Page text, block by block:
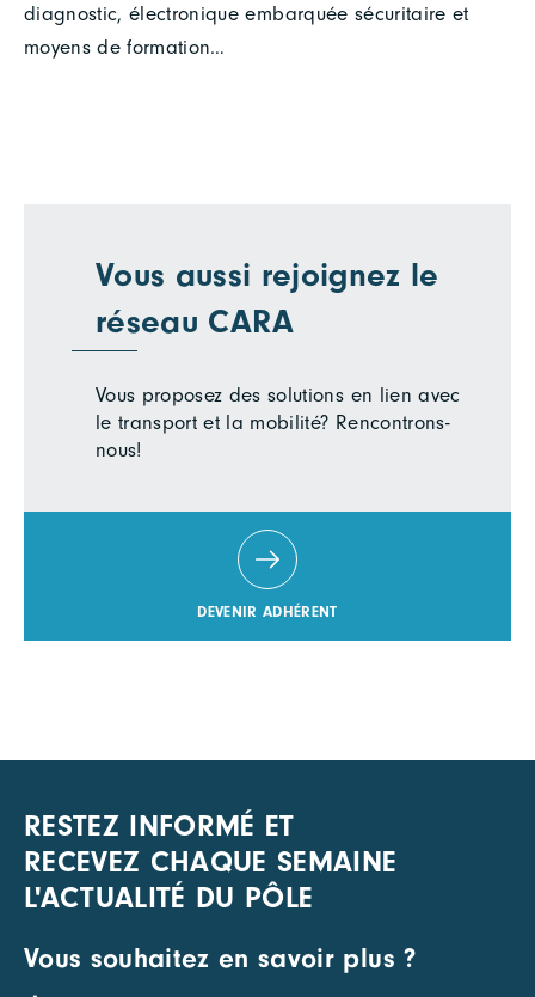
diagnostic, électronique embarquée sécuritaire et
moyens de formation…
Vous aussi rejoignez le
réseau CARA
Vous proposez des solutions en lien avec
le transport et la mobilité? Rencontrons-
nous!
DEVENIR ADHÉRENT
RESTEZ INFORMÉ ET
RECEVEZ CHAQUE SEMAINE
L'ACTUALITÉ DU PÔLE
Vous souhaitez en savoir plus ?